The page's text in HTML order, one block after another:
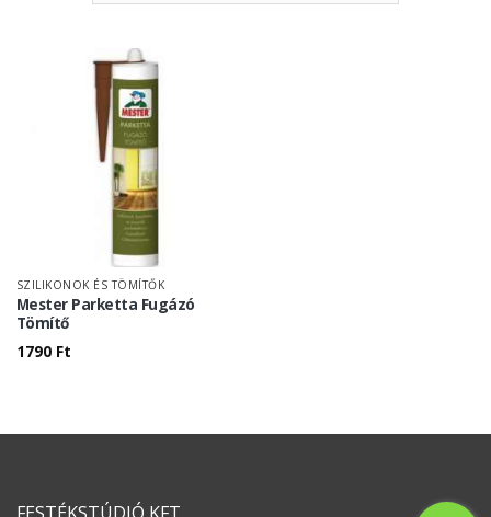
SZILIKONOK ÉS TÖMÍTŐK
Mester Parketta Fugázó
Tömítő
1790 Ft